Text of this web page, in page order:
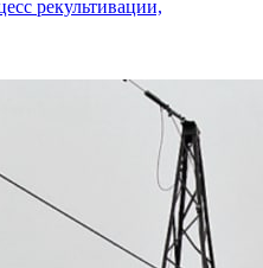
рекультивации,